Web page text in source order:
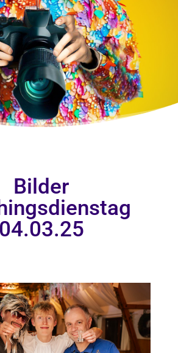
Bilder
04.03.25